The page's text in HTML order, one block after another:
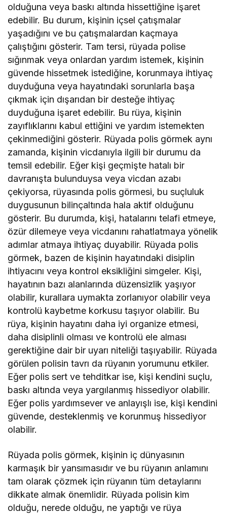
olduğuna veya baskı altında hissettiğine işaret
edebilir. Bu durum, kişinin içsel çatışmalar
yaşadığını ve bu çatışmalardan kaçmaya
çalıştığını gösterir. Tam tersi, rüyada polise
sığınmak veya onlardan yardım istemek, kişinin
güvende hissetmek istediğine, korunmaya ihtiyaç
duyduğuna veya hayatındaki sorunlarla başa
çıkmak için dışarıdan bir desteğe ihtiyaç
duyduğuna işaret edebilir. Bu rüya, kişinin
zayıflıklarını kabul ettiğini ve yardım istemekten
çekinmediğini gösterir. Rüyada polis görmek aynı
zamanda, kişinin vicdanıyla ilgili bir durumu da
temsil edebilir. Eğer kişi geçmişte hatalı bir
davranışta bulunduysa veya vicdan azabı
çekiyorsa, rüyasında polis görmesi, bu suçluluk
duygusunun bilinçaltında hala aktif olduğunu
gösterir. Bu durumda, kişi, hatalarını telafi etmeye,
özür dilemeye veya vicdanını rahatlatmaya yönelik
adımlar atmaya ihtiyaç duyabilir. Rüyada polis
görmek, bazen de kişinin hayatındaki disiplin
ihtiyacını veya kontrol eksikliğini simgeler. Kişi,
hayatının bazı alanlarında düzensizlik yaşıyor
olabilir, kurallara uymakta zorlanıyor olabilir veya
kontrolü kaybetme korkusu taşıyor olabilir. Bu
rüya, kişinin hayatını daha iyi organize etmesi,
daha disiplinli olması ve kontrolü ele alması
gerektiğine dair bir uyarı niteliği taşıyabilir. Rüyada
görülen polisin tavrı da rüyanın yorumunu etkiler.
Eğer polis sert ve tehditkar ise, kişi kendini suçlu,
baskı altında veya yargılanmış hissediyor olabilir.
Eğer polis yardımsever ve anlayışlı ise, kişi kendini
güvende, desteklenmiş ve korunmuş hissediyor
olabilir.
Rüyada polis görmek, kişinin iç dünyasının
karmaşık bir yansımasıdır ve bu rüyanın anlamını
tam olarak çözmek için rüyanın tüm detaylarını
dikkate almak önemlidir. Rüyada polisin kim
olduğu, nerede olduğu, ne yaptığı ve rüya